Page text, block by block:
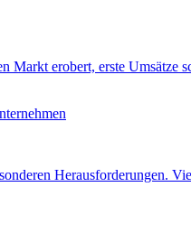
Markt erobert, erste
Herausforderungen.